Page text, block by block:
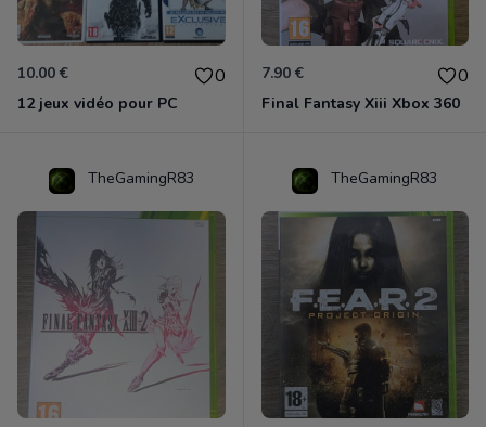
10.00 € 0
12 jeux vidéo pour PC
7.90 € 0
Final Fantasy Xiii Xbox 360
TheGamingR83 TheGamingR83